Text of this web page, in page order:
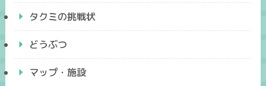
タクミの挑戦状
どうぶつ
マップ・施設